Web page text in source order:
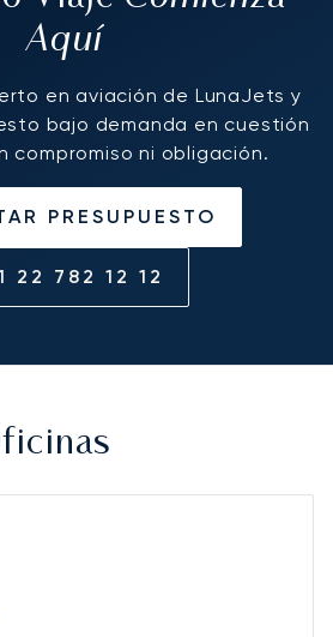
Aquí
en aviación de LunaJets y
bajo demanda en cuestión
compromiso ni obligación.
PRESUPUESTO
22 782 12 12